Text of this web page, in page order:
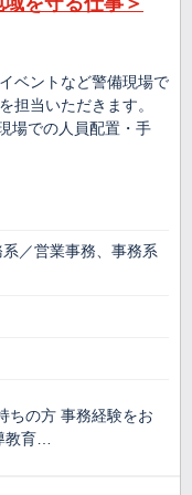
ベントなど警備現場で
担当いただきます。
場での人員配置・手
／営業事務、事務系
ちの方 事務経験をお
教育…